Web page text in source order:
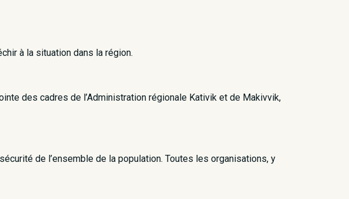
à la situation dans la région.
des cadres de l’Administration régionale Kativik et de Makivvik,
de l’ensemble de la population. Toutes les organisations, y